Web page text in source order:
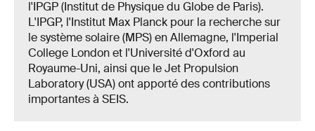
l'IPGP (Institut de Physique du Globe de Paris).
L'IPGP, l'Institut Max Planck pour la recherche sur
le système solaire (MPS) en Allemagne, l'Imperial
College London et l'Université d'Oxford au
Royaume-Uni, ainsi que le Jet Propulsion
Laboratory (USA) ont apporté des contributions
importantes à SEIS.